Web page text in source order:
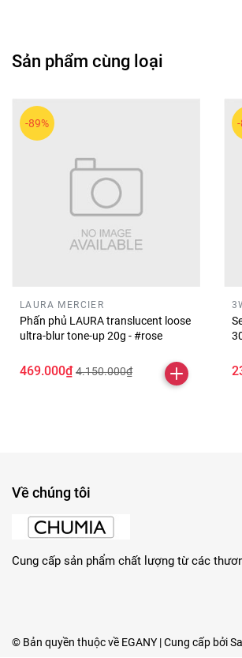
Sản phẩm cùng loại
-89%
LAURA MERCIER
Phấn phủ LAURA translucent loose
ultra-blur tone-up 20g - #rose
469.000₫ 4.150.000₫
Về chúng tôi
Cung cấp sản phẩm chất lượng từ các
© Bản quyền thuộc về EGANY | Cung cấp bởi